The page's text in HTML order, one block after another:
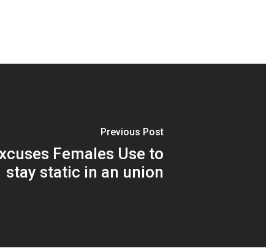
Previous Post
Females Use to
stay static in an union